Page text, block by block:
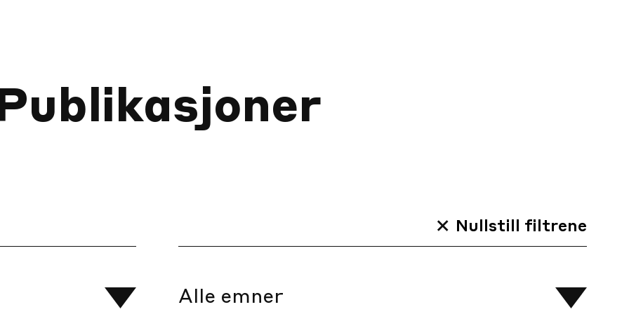
Nullstill filtrene
Alle emner